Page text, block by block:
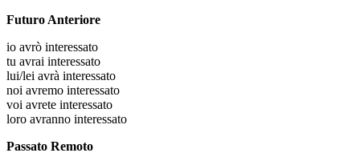
Futuro Anteriore
io avrò interessato
tu avrai interessato
lui/lei avrà interessato
noi avremo interessato
voi avrete interessato
loro avranno interessato
Passato Remoto